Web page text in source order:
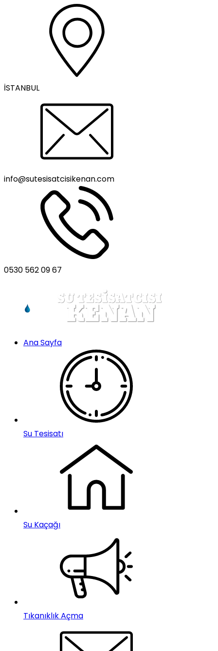
İSTANBUL
info@sutesisatcisikenan.com
0530 562 09 67
Ana Sayfa
Su Tesisatı
Su Kaçağı
Tıkanıklık Açma